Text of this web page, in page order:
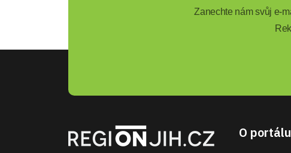
Zanechte nám svůj e-
O portálu